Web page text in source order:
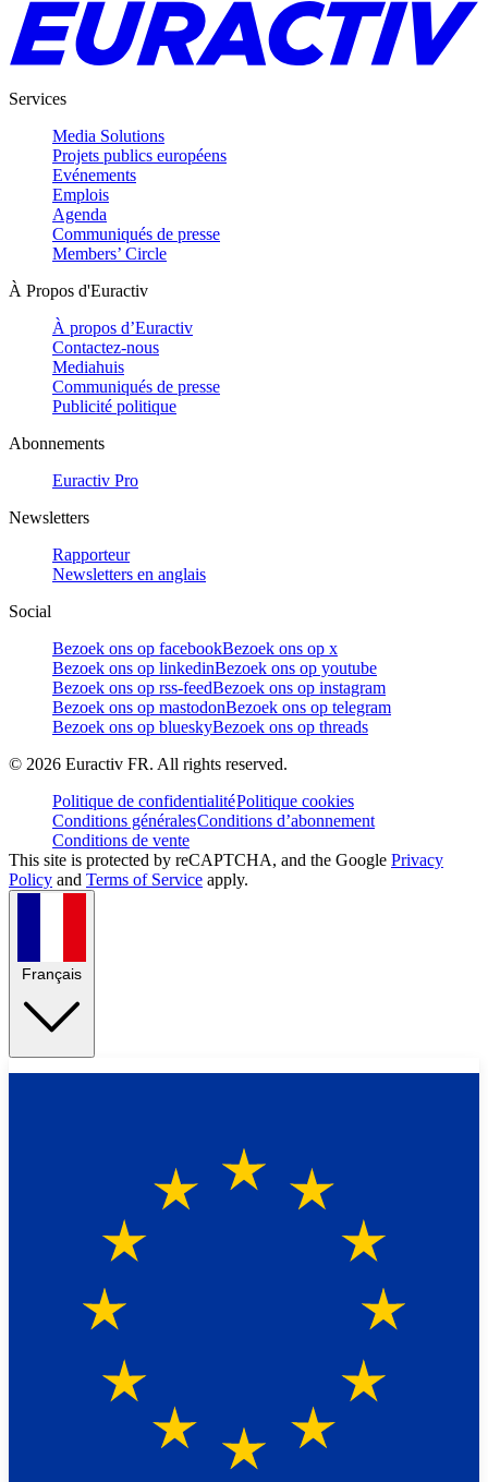
Services
Media Solutions
Projets publics européens
Evénements
Emplois
Agenda
Communiqués de presse
Members’ Circle
À Propos d'Euractiv
À propos d’Euractiv
Contactez-nous
Mediahuis
Communiqués de presse
Publicité politique
Abonnements
Euractiv Pro
Newsletters
Rapporteur
Newsletters en anglais
Social
Bezoek ons op facebookBezoek ons op x
Bezoek ons op linkedinBezoek ons op youtube
Bezoek ons op rss-feedBezoek ons op instagram
Bezoek ons op mastodonBezoek ons op telegram
Bezoek ons op blueskyBezoek ons op threads
© 2026 Euractiv FR. All rights reserved.
Politique de confidentialitéPolitique cookies
Conditions généralesConditions d’abonnement
Conditions de vente
This site is protected by reCAPTCHA, and the Google Privacy
Policy and Terms of Service apply.
Français